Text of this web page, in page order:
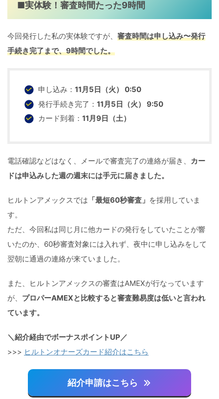
■実体験！審査時間たった9時間
今回発行した私の実体験ですが、 審査時間は申し込み〜発行
手続き完了まで、9時間でした。
申し込み： 11月5日（火） 0:50
発行手続き完了： 11月5日（火） 9:50
カード到着： 11月9日（土）
電話確認などはなく、メールで審査完了の連絡が届き、 カー
ドは申込みした週の週末には手元に届きました。
ヒルトンアメックスでは 「最短60秒審査」 を採用していま
す。
ただ、今回私は同じ月に他カードの発行をしていたことが響
いたのか、60秒審査対象には入れず、夜中に申し込みをして
翌朝に通過の連絡が来ていました。
また、ヒルトンアメックスの審査はAMEXが行なっています
が、 プロパーAMEXと比較すると審査難易度は低いと言われ
ています。
＼紹介経由でボーナスポイントUP／
>>> ヒルトンオナーズカード紹介はこちら
紹介申請はこちら